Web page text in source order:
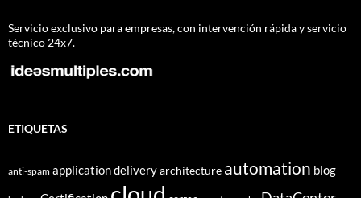
Servicio exclusivo para empresas, con intervención rápida y servicio
técnico 24x7.
ETIQUETAS
anti-spam application deliveryarchitecture automation blog